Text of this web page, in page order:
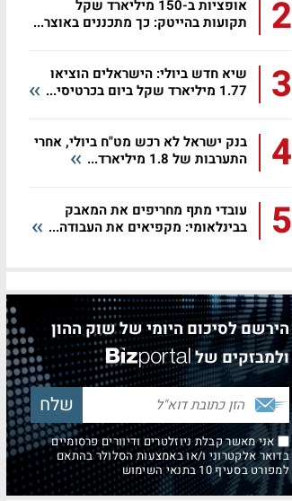
2
אופציות ב-150 מיליארד שקל
תקועות בהייטק: כך מתכננים באוצר...
3
שיא חדש ביולי: הישראלים הוציאו
1.77 מיליארד שקל ביום בכרטיסי...
4
בנק ישראל לא רכש מט"ח ביולי, אחרי
התערבות של 1.8 מיליארד...
5
עובדי מתף מחריפים את המאבק
בבינלאומי: מקפיאים את העבודה...
הירשם לסיכום היומי של שוק ההון
ולמבזקים של
אני מאשר קבלת ניוזלטרים ודיוורים פרסומיים
בדואר אלקטרוני ו/או באמצעות הסלולר בהתאם
למפורט בסעיף 10 בתנאי השימוש